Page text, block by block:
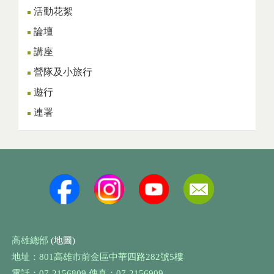
活動花絮
論壇
講座
營隊及小旅行
遊行
連署
高雄總部 (地圖)
地址：801高雄市前金區中華四路282號5樓